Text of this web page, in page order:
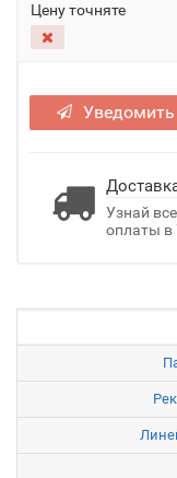
Цену точняте
Уведомить
Узнай
оплаты в